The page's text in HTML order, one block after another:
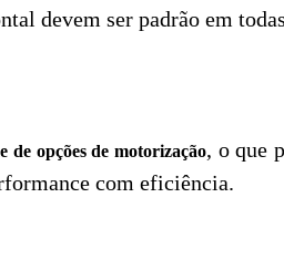
devem ser padrão em
de opções de motorização, o que
com eficiência.